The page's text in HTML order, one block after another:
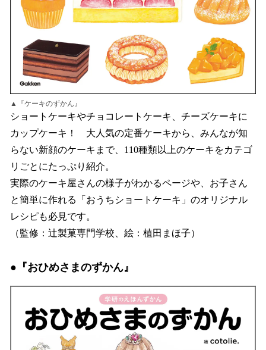
▲『ケーキのずかん』
ショートケーキやチョコレートケーキ、チーズケーキに
カップケーキ！ 大人気の定番ケーキから、みんなが知
らない新顔のケーキまで、110種類以上のケーキをカテゴ
リごとにたっぷり紹介。
実際のケーキ屋さんの様子がわかるページや、お子さん
と簡単に作れる「おうちショートケーキ」のオリジナル
レシピも必見です。
（監修：辻製菓専門学校、絵：植田まほ子）
●『おひめさまのずかん』